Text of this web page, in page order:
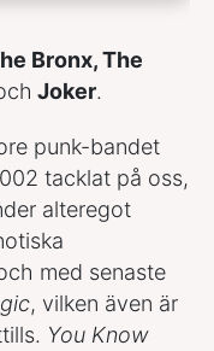
Bronx, The
Joker.
punk-bandet
tacklat på oss,
alteregot
med senaste
, vilken även är
You Know